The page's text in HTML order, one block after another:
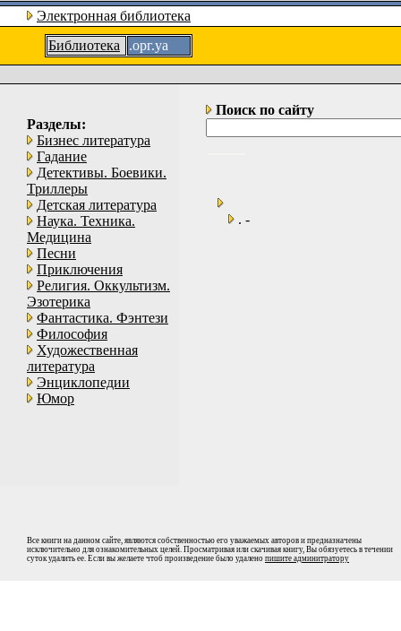
Электронная библиотека
Библиотека
.орг.уа
Разделы:
Бизнес литература
Гадание
Детективы. Боевики.
Триллеры
Детская литература
Наука. Техника.
Медицина
Песни
Приключения
Религия. Оккультизм.
Эзотерика
Фантастика. Фэнтези
Философия
Художественная
литература
Энциклопедии
Юмор
Поиск по сайту
. -
Все книги на данном сайте, являются собственностью его уважаемых авторов и предназначены
исключительно для ознакомительных целей. Просматривая или скачивая книгу, Вы обязуетесь в течении
суток удалить ее. Если вы желаете чтоб произведение было удалено пишите админитратору